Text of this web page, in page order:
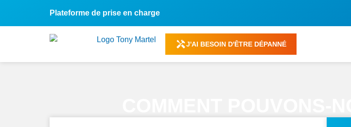
Plateforme de prise en charge
J'AI BESOIN D'ÊTRE DÉPANNÉ